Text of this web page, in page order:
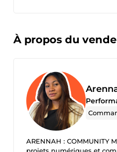
À propos du
ARENNAH : COMMUNITY